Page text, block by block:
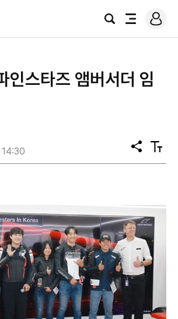
검
전
로
그
인스타즈 앰버서더 임
공
유
텍
스